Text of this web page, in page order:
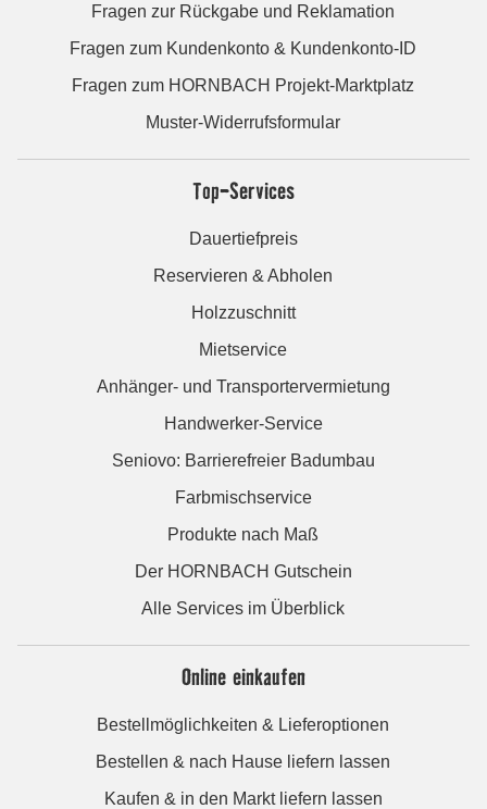
Fragen zur Rückgabe und Reklamation
Fragen zum Kundenkonto & Kundenkonto-ID
Fragen zum HORNBACH Projekt-Marktplatz
Muster-Widerrufsformular
Top-Services
Dauertiefpreis
Reservieren & Abholen
Holzzuschnitt
Mietservice
Anhänger- und Transportervermietung
Handwerker-Service
Seniovo: Barrierefreier Badumbau
Farbmischservice
Produkte nach Maß
Der HORNBACH Gutschein
Alle Services im Überblick
Online einkaufen
Bestellmöglichkeiten & Lieferoptionen
Bestellen & nach Hause liefern lassen
Kaufen & in den Markt liefern lassen